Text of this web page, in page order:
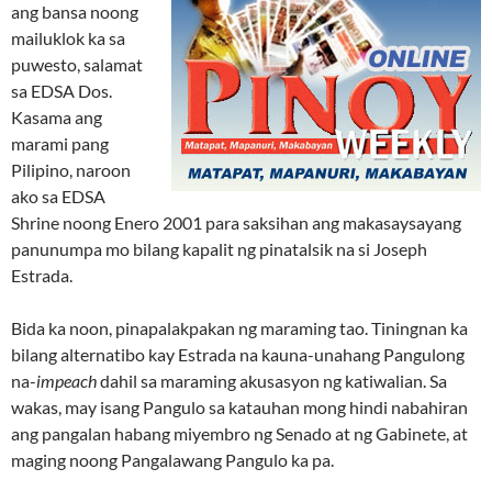
ang bansa noong
mailuklok ka sa
puwesto, salamat
sa EDSA Dos.
Kasama ang
marami pang
Pilipino, naroon
ako sa EDSA
Shrine noong Enero 2001 para saksihan ang makasaysayang
panunumpa mo bilang kapalit ng pinatalsik na si Joseph
Estrada.
Bida ka noon, pinapalakpakan ng maraming tao. Tiningnan ka
bilang alternatibo kay Estrada na kauna-unahang Pangulong
na-impeachdahil sa maraming akusasyon ng katiwalian. Sa
wakas, may isang Pangulo sa katauhan mong hindi nabahiran
ang pangalan habang miyembro ng Senado at ng Gabinete, at
maging noong Pangalawang Pangulo ka pa.